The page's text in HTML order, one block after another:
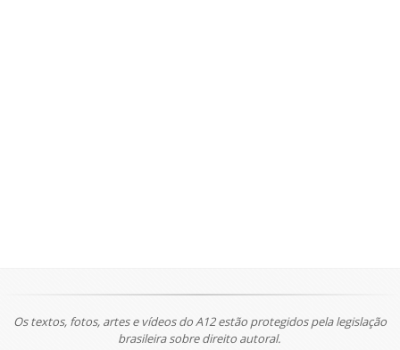
Os textos, fotos, artes e vídeos do A12 estão protegidos pela legislação
brasileira sobre direito autoral.